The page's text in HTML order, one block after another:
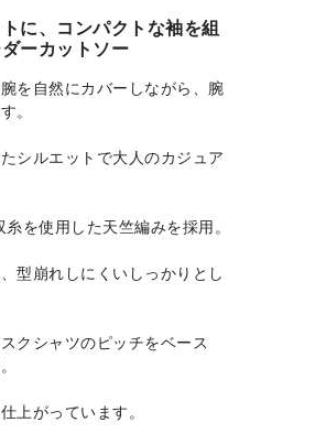
に、コンパクトな袖を組
ーカットソー
を自然にカバーしながら、腕
。
シルエットで大人のカジュア
を使用した天竺編みを採用。
型崩れしにくいしっかりとし
クシャツのピッチをベース
上がっています。